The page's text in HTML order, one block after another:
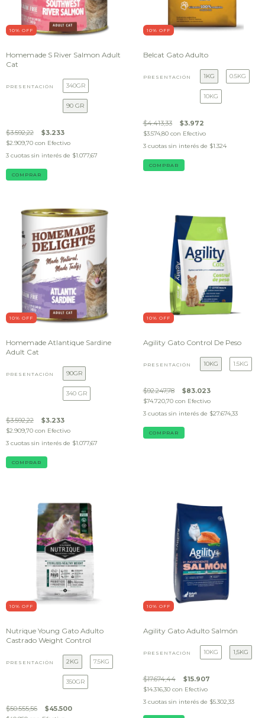
10% OFF
Homemade S River Salmon Adult
Cat
PRESENTACIÓN 340GR
90 GR
$3.592,22 $3.233
$2.909,70 con Efectivo
3 cuotas sin interés de $1.077,67
COMPRAR
10% OFF
Belcat Gato Adulto
PRESENTACIÓN 1KG 0.5KG
10KG
$4.413,33 $3.972
$3.574,80 con Efectivo
3 cuotas sin interés de $1.324
COMPRAR
10% OFF
Homemade Atlantique Sardine
Adult Cat
PRESENTACIÓN 90GR
340 GR
$3.592,22 $3.233
$2.909,70 con Efectivo
3 cuotas sin interés de $1.077,67
COMPRAR
10% OFF
Agility Gato Control De Peso
PRESENTACIÓN 10KG 1.5KG
$92.247,78 $83.023
$74.720,70 con Efectivo
3 cuotas sin interés de $27.674,33
COMPRAR
10% OFF
Nutrique Young Gato Adulto
Castrado Weight Control
PRESENTACIÓN 2KG 7.5KG
350GR
$50.555,56 $45.500
10% OFF
Agility Gato Adulto Salmón
PRESENTACIÓN 10KG 1,5KG
$17.674,44 $15.907
$14.316,30 con Efectivo
3 cuotas sin interés de $5.302,33